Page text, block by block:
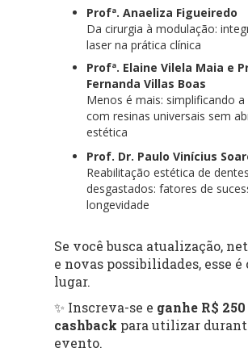
Profª. Anaeliza Figueiredo
Da cirurgia à modulação:
laser na prática clínica
Profª. Elaine Vilela Maia e
Fernanda Villas Boas
Menos é mais: simplificando
com resinas universais sem
estética
Prof. Dr. Paulo Vinícius
Reabilitação estética de dentes
desgastados: fatores de
longevidade
Se você busca atualização,
e novas possibilidades, esse é
lugar.
✨ Inscreva-se e ganhe R$ 250
cashback para utilizar
evento.